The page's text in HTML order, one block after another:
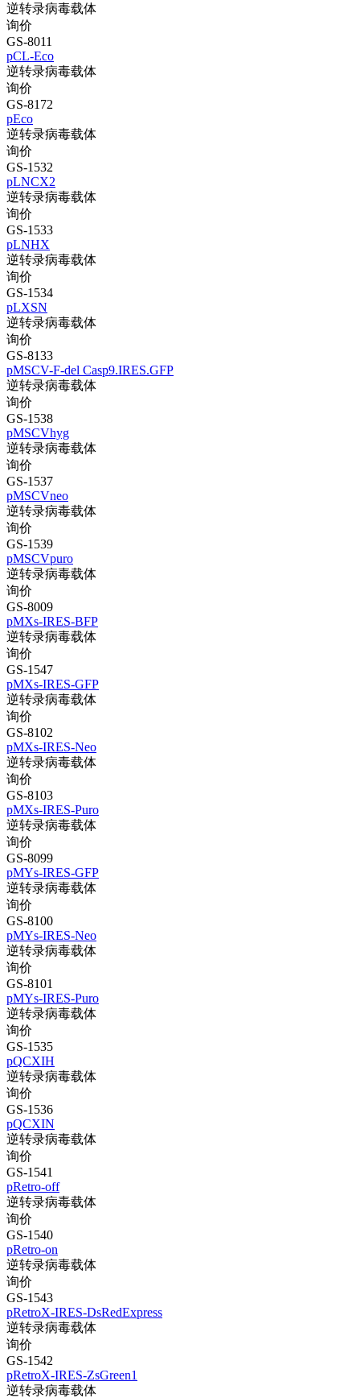
逆转录病毒载体
询价
GS-8011
pCL-Eco
逆转录病毒载体
询价
GS-8172
pEco
逆转录病毒载体
询价
GS-1532
pLNCX2
逆转录病毒载体
询价
GS-1533
pLNHX
逆转录病毒载体
询价
GS-1534
pLXSN
逆转录病毒载体
询价
GS-8133
pMSCV-F-del Casp9.IRES.GFP
逆转录病毒载体
询价
GS-1538
pMSCVhyg
逆转录病毒载体
询价
GS-1537
pMSCVneo
逆转录病毒载体
询价
GS-1539
pMSCVpuro
逆转录病毒载体
询价
GS-8009
pMXs-IRES-BFP
逆转录病毒载体
询价
GS-1547
pMXs-IRES-GFP
逆转录病毒载体
询价
GS-8102
pMXs-IRES-Neo
逆转录病毒载体
询价
GS-8103
pMXs-IRES-Puro
逆转录病毒载体
询价
GS-8099
pMYs-IRES-GFP
逆转录病毒载体
询价
GS-8100
pMYs-IRES-Neo
逆转录病毒载体
询价
GS-8101
pMYs-IRES-Puro
逆转录病毒载体
询价
GS-1535
pQCXIH
逆转录病毒载体
询价
GS-1536
pQCXIN
逆转录病毒载体
询价
GS-1541
pRetro-off
逆转录病毒载体
询价
GS-1540
pRetro-on
逆转录病毒载体
询价
GS-1543
pRetroX-IRES-DsRedExpress
逆转录病毒载体
询价
GS-1542
pRetroX-IRES-ZsGreen1
逆转录病毒载体